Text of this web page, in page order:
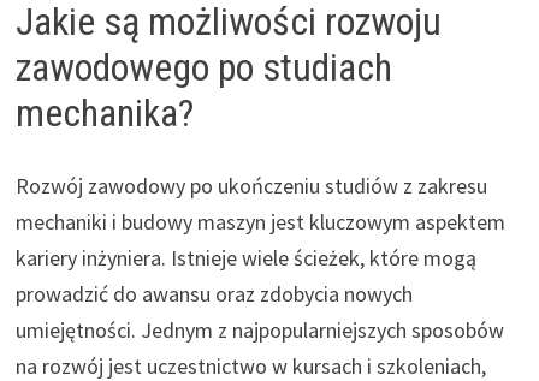
Jakie są możliwości rozwoju
zawodowego po studiach
mechanika?
Rozwój zawodowy po ukończeniu studiów z zakresu
mechaniki i budowy maszyn jest kluczowym aspektem
kariery inżyniera. Istnieje wiele ścieżek, które mogą
prowadzić do awansu oraz zdobycia nowych
umiejętności. Jednym z najpopularniejszych sposobów
na rozwój jest uczestnictwo w kursach i szkoleniach,